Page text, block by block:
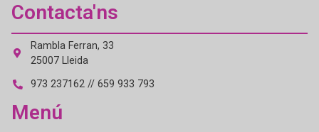
Contacta'ns
Rambla Ferran, 33
25007 Lleida
973 237162 // 659 933 793
Menú